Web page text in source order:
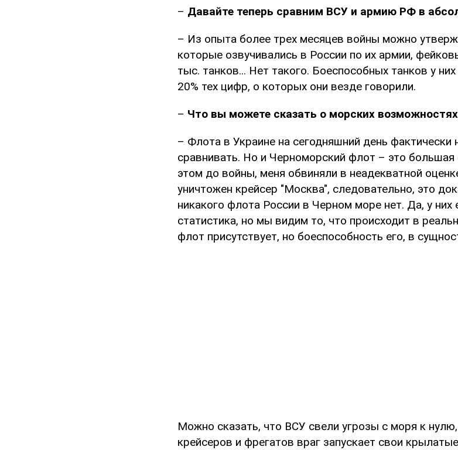
– Давайте теперь сравним ВСУ и армию РФ в
– Из опыта более трех месяцев войны можно
которые озвучивались в России по их армии,
тыс. танков... Нет такого. Боеспособных танков у
20% тех цифр, о которых они везде говорили.
– Что вы можете сказать о морских
– Флота в Украине на сегодняшний день фактически
сравнивать. Но и Черноморский флот – это большая
этом до войны, меня обвиняли в неадекватной
уничтожен крейсер "Москва", следовательно, это
никакого флота России в Черном море нет. Да, у них
статистика, но мы видим то, что происходит в
флот присутствует, но боеспособность его, в
Можно сказать, что ВСУ свели угрозы с моря к
крейсеров и фрегатов враг запускает свои